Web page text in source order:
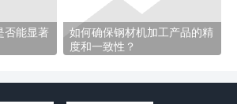
否能显著
如何确保钢材机加工产品的精
度和一致性？